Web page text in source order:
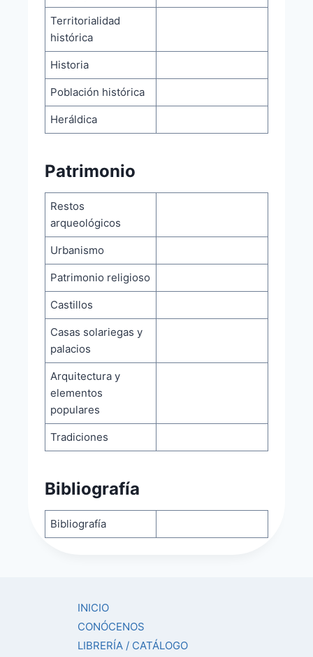
Territorialidad
histórica
Historia
Población histórica
Heráldica
Patrimonio
Restos
arqueológicos
Urbanismo
Patrimonio religioso
Castillos
Casas solariegas y
palacios
Arquitectura y
elementos
populares
Tradiciones
Bibliografía
Bibliografía
INICIO
CONÓCENOS
LIBRERÍA / CATÁLOGO